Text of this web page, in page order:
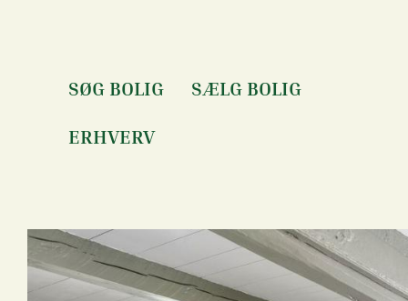
SØG BOLIG SÆLG BOLIG
ERHVERV